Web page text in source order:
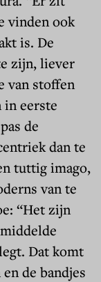
vinden ook
is. De
zijn, liever
van stoffen
in eerste
de
dan te
tuttig imago,
van te
“Het zijn
Dat komt
de bandjes